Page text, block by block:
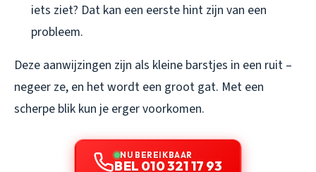
iets ziet? Dat kan een eerste hint zijn van een
probleem.
Deze aanwijzingen zijn als kleine barstjes in een ruit –
negeer ze, en het wordt een groot gat. Met een
scherpe blik kun je erger voorkomen.
NU BEREIKBAAR
BEL 010 321 17 93